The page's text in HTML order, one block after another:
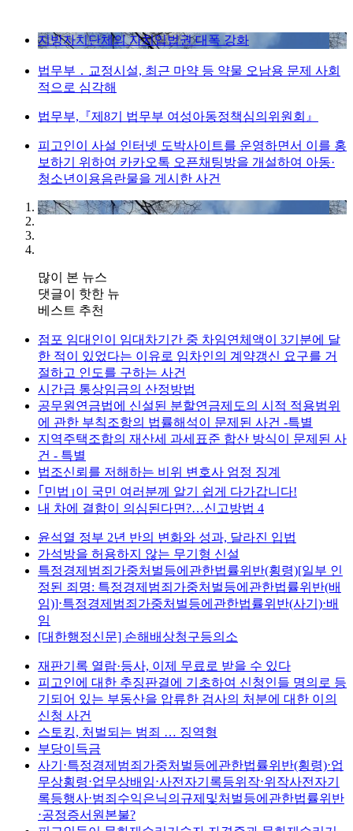
지방자치단체의 자치입법권 대폭 강화
법무부 ․ 교정시설, 최근 마약 등 약물 오남용 문제 사회
적으로 심각해
법무부,『제8기 법무부 여성아동정책심의위원회』
피고인이 사설 인터넷 도박사이트를 운영하면서 이를 홍
보하기 위하여 카카오톡 오픈채팅방을 개설하여 아동·
청소년이용음란물을 게시한 사건
많이 본 뉴스
댓글이 핫한 뉴
베스트 추천
점포 임대인이 임대차기간 중 차임연체액이 3기분에 달
한 적이 있었다는 이유로 임차인의 계약갱신 요구를 거
절하고 인도를 구하는 사건
시간급 통상임금의 산정방법
공무원연금법에 신설된 분할연금제도의 시적 적용범위
에 관한 부칙조항의 법률해석이 문제된 사건 -특별
지역주택조합의 재산세 과세표준 합산 방식이 문제된 사
건 - 특별
법조신뢰를 저해하는 비위 변호사 엄정 징계
｢민법｣이 국민 여러분께 알기 쉽게 다가갑니다!
내 차에 결함이 의심된다면?…신고방법 4
윤석열 정부 2년 반의 변화와 성과, 달라진 입법
가석방을 허용하지 않는 무기형 신설
특정경제범죄가중처벌등에관한법률위반(횡령)[일부 인
정된 죄명: 특정경제범죄가중처벌등에관한법률위반(배
임)]⋅특정경제범죄가중처벌등에관한법률위반(사기)⋅배
임
[대한행정신문] 손해배상청구등의소
재판기록 열람·등사, 이제 무료로 받을 수 있다
피고인에 대한 추징판결에 기초하여 신청인들 명의로 등
기되어 있는 부동산을 압류한 검사의 처분에 대한 이의
신청 사건
스토킹, 처벌되는 범죄 … 징역형
부당이득금
사기⋅특정경제범죄가중처벌등에관한법률위반(횡령)⋅업
무상횡령⋅업무상배임⋅사전자기록등위작⋅위작사전자기
록등행사⋅범죄수익은닉의규제및처벌등에관한법률위반
⋅공정증서원본불?